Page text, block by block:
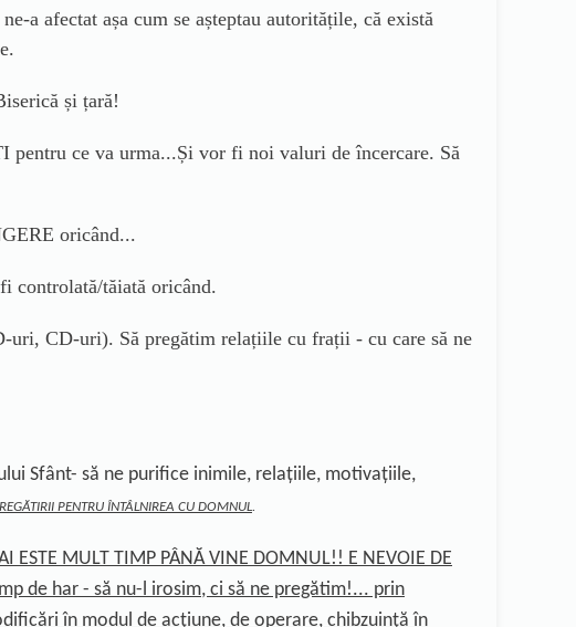
a afectat așa cum se așteptau autoritățile, că există
și țară!
ce va urma...Și vor fi noi valuri de încercare. Să
oricând...
controlată/tăiată oricând.
uri, CD-uri). Să pregătim relațiile cu frații - cu care să ne
Sfânt- să ne purifice inimile, relațiile, motivațiile,
PENTRU ÎNTÂLNIREA CU DOMNUL.
ESTE MULT TIMP PÂNĂ VINE DOMNUL!! E NEVOIE DE
de har - să nu-l irosim, ci să ne pregătim!... prin
în modul de acțiune, de operare, chibzuință în